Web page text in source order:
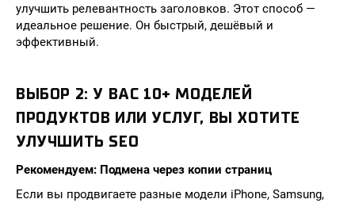
улучшить релевантность заголовков. Этот способ —
идеальное решение. Он быстрый, дешёвый и
эффективный.
ВЫБОР 2: У ВАС 10+ МОДЕЛЕЙ
ПРОДУКТОВ ИЛИ УСЛУГ, ВЫ ХОТИТЕ
УЛУЧШИТЬ SEO
Рекомендуем: Подмена через копии страниц
Если вы продвигаете разные модели iPhone, Samsung,